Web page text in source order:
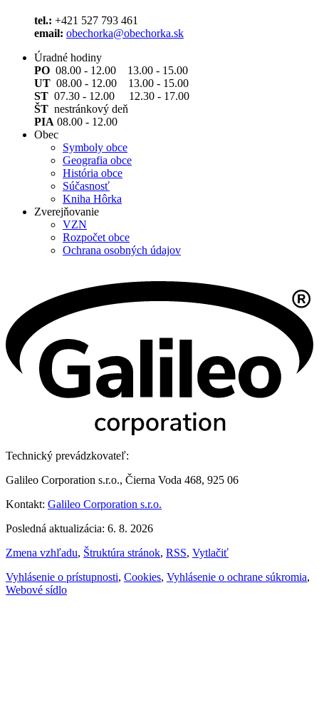
tel.: +421 527 793 461
email: obechorka@obechorka.sk
Úradné hodiny
PO 08.00 - 12.00 13.00 - 15.00
UT 08.00 - 12.00 13.00 - 15.00
ST 07.30 - 12.00 12.30 - 17.00
ŠT nestránkový deň
PIA 08.00 - 12.00
Obec
Symboly obce
Geografia obce
História obce
Súčasnosť
Kniha Hôrka
Zverejňovanie
VZN
Rozpočet obce
Ochrana osobných údajov
Technický prevádzkovateľ:
Galileo Corporation s.r.o., Čierna Voda 468, 925 06
Kontakt: Galileo Corporation s.r.o.
Posledná aktualizácia: 6. 8. 2026
Zmena vzhľadu, Štruktúra stránok, RSS, Vytlačiť
Vyhlásenie o prístupnosti, Cookies, Vyhlásenie o ochrane súkromia,
Webové sídlo